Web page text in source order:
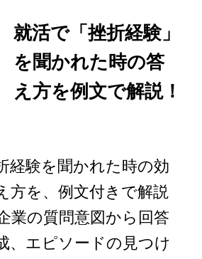
就活で「挫折経験」
を聞かれた時の答
え方を例文で解説！
経験を聞かれた時の効
方を、例文付きで解説
業の質問意図から回答
、エピソードの見つけ